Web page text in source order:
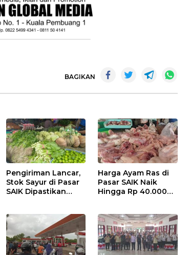
BAGIKAN
Pengiriman Lancar,
Stok Sayur di Pasar
SAIK Dipastikan
Harga Ayam Ras di
Pasar SAIK Naik
Hingga Rp 40.000